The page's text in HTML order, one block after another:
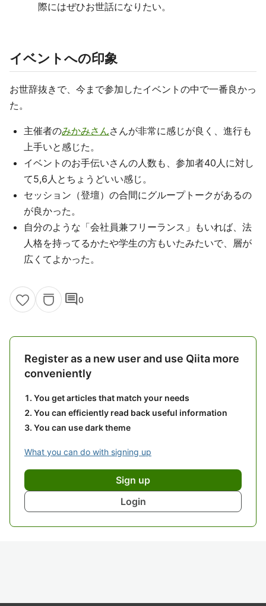
際にはぜひお世話になりたい。
イベントへの印象
お世辞抜きで、今まで参加したイベントの中で一番良かっ
た。
主催者のみかみさんさんが非常に感じが良く、進行も
上手いと感じた。
イベントのお手伝いさんの人数も、参加者40人に対し
て5,6人とちょうどいい感じ。
セッション（登壇）の合間にグループトークがあるの
が良かった。
自分のような「会社員兼フリーランス」もいれば、法
人格を持ってるかたや学生の方もいたみたいで、層が
広くてよかった。
comment0
Register as a new user and use Qiita more
conveniently
You get articles that match your needs
You can efficiently read back useful information
You can use dark theme
What you can do with signing up
Sign up
Login